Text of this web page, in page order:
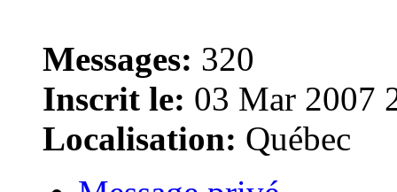
Messages: 320
Inscrit le: 03 Mar 2007
Localisation: Québec